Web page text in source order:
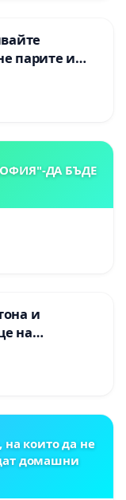
парите и
ДА БЪДЕ
и
на
на които да не
домашни